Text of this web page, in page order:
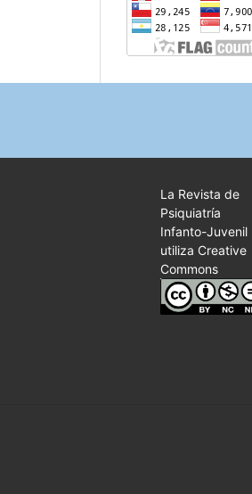
La Revista de
Psiquiatría
Infanto-Juvenil
utiliza Creative
Commons